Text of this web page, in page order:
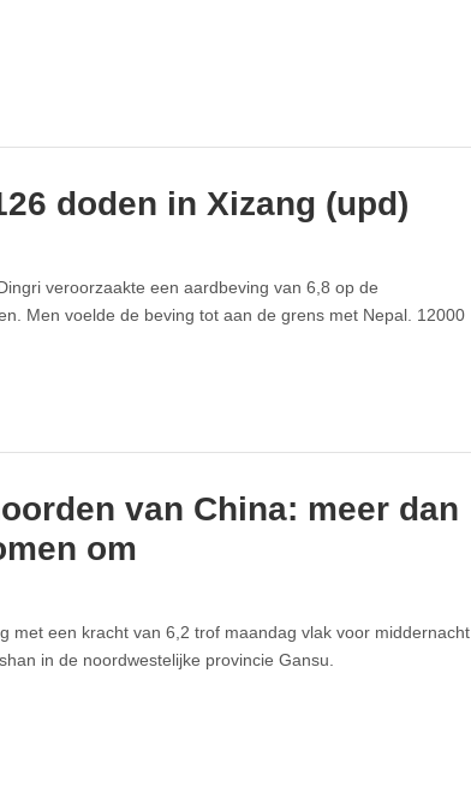
doden in Xizang (upd)
veroorzaakte een aardbeving van 6,8 op de
Men voelde de beving tot aan de grens met Nepal. 12000
van China: meer dan
om
met een kracht van 6,2 trof maandag vlak voor middernacht
in de noordwestelijke provincie Gansu.